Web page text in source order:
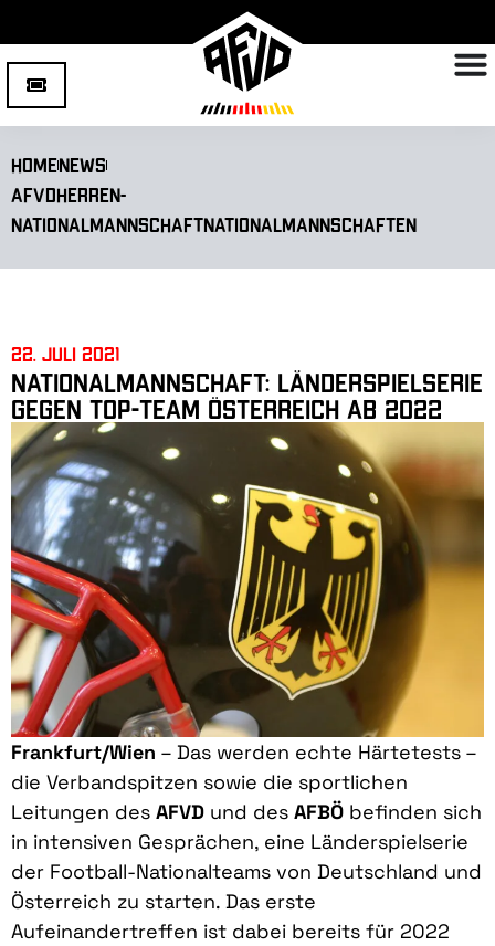
HomeNews
AFVDHerren-
NationalmannschaftNationalmannschaften
22. Juli 2021
Nationalmannschaft: Länderspielserie
gegen Top-Team Österreich ab 2022
Frankfurt/Wien – Das werden echte Härtetests –
die Verbandspitzen sowie die sportlichen
Leitungen des AFVD und des AFBÖ befinden sich
in intensiven Gesprächen, eine Länderspielserie
der Football-Nationalteams von Deutschland und
Österreich zu starten. Das erste
Aufeinandertreffen ist dabei bereits für 2022